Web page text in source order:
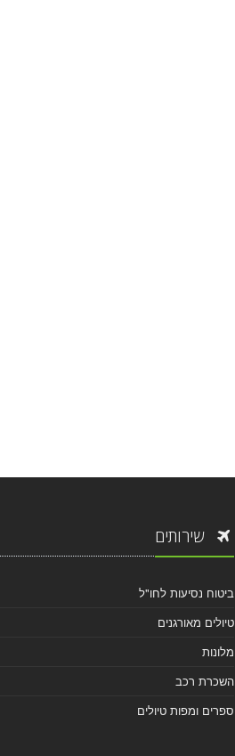
שירותים
ביטוח נסיעות לחו"ל
טיולים מאורגנים
מלונות
השכרת רכב
ספרים ומפות טיולים